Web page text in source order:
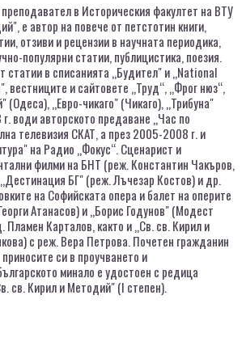
в Историческия факултет на ВТУ
е автор на повече от петстотин книги,
отзиви и рецензии в научната периодика,
популярни статии, публицистика, поезия.
статии в списанията „Будител" и „National
вестниците и сайтовете „Труд“, „Фрог нюз“,
(Одеса), „Евро-чикаго" (Чикаго), „Трибуна"
води авторското предаване „Час по
телевизия СКАТ, а през 2005-2008 г. и
на Радио „Фокус“. Сценарист и
филми на БНТ (реж. Константин Чакъров,
БГ" (реж. Лъчезар Костов) и др.
на Софийската опера и балет на оперите
Атанасов) и „Борис Годунов" (Модест
Пламен Карталов, както и „Св. св. Кирил и
с реж. Вера Петрова. Почетен гражданин
си в проучването и
минало е удостоен с редица
св. Кирил и Методий" (I степен).